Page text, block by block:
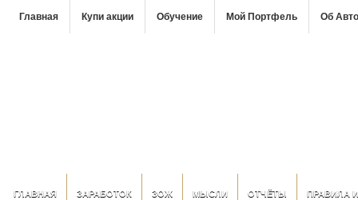
Главная Купи акции Обучение Мой Портфель Об
ГЛАВНАЯ ЗАРАБОТОК ЗОЖ МЫСЛИ ОТЧЁТЫ ПРАВИЛА